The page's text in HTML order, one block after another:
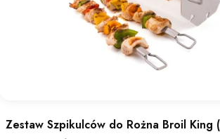
Zestaw Szpikulców do Rożna Broil King